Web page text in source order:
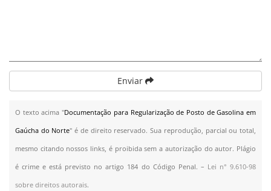
Enviar
O texto acima "Documentação para Regularização de Posto de Gasolina em
Gaúcha do Norte" é de direito reservado. Sua reprodução, parcial ou total,
mesmo citando nossos links, é proibida sem a autorização do autor. Plágio
é crime e está previsto no artigo 184 do Código Penal. – Lei n° 9.610-98
sobre direitos autorais.